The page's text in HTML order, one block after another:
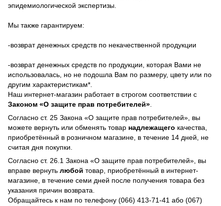
эпидемиологической экспертизы.
Мы также гарантируем:
-возврат денежных средств по некачественной продукции
-возврат денежных средств по продукции, которая Вами не
использовалась, но не подошла Вам по размеру, цвету или по
другим характеристикам*.
Наш интернет-магазин работает в строгом соответствии с
Законом «О защите прав потребителей»
Согласно ст. 25 Закона «О защите прав потребителей», вы
можете вернуть или обменять товар надлежащего качества,
приобретённый в розничном магазине, в течение 14 дней, не
считая дня покупки.
Согласно ст. 26.1 Закона «О защите прав потребителей», вы
вправе вернуть любой товар, приобретённый в интернет-
магазине, в течение семи дней после получения товара без
указания причин возврата.
Обращайтесь к нам по телефону (066) 413-71-41 або (067)